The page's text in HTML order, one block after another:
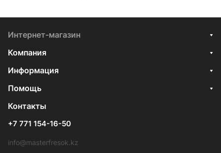
Интернет-магазин
Компания
Информация
Помощь
Контакты
+7 771 154-16-50
info@masterfresok.kz